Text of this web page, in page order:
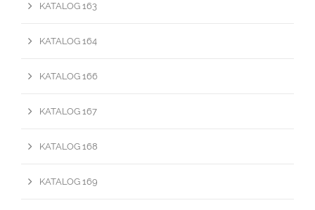
KATALOG 163
KATALOG 164
KATALOG 166
KATALOG 167
KATALOG 168
KATALOG 169